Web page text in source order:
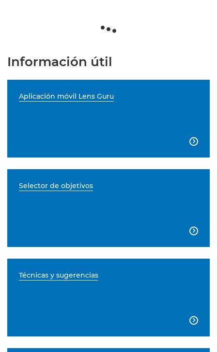
Información útil
Aplicación móvil Lens Guru

Selector de objetivos

Técnicas y sugerencias
